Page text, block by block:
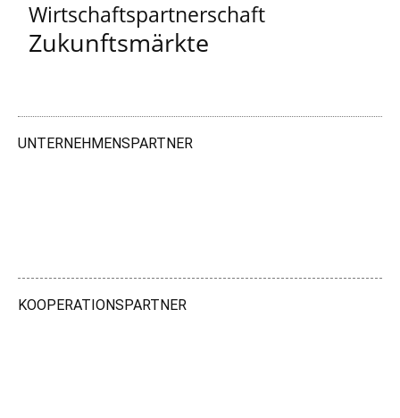
Wirtschaftspartnerschaft
Zukunftsmärkte
UNTERNEHMENSPARTNER
KOOPERATIONSPARTNER